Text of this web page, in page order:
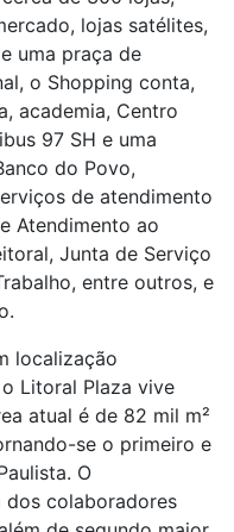
lojas satélites,
uma praça de
o Shopping conta,
academia, Centro
97 SH e uma
do Povo,
de atendimento
Atendimento ao
Junta de Serviço
entre outros, e
localização
Litoral Plaza vive
atual é de 82 mil m²
se o primeiro e
O
dos colaboradores